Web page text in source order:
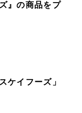
』の商品をプ
ケイフーズ」